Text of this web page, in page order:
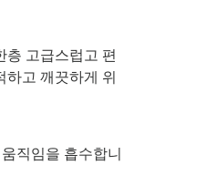
층 고급스럽고 편
하고 깨끗하게 위
직임을 흡수합니